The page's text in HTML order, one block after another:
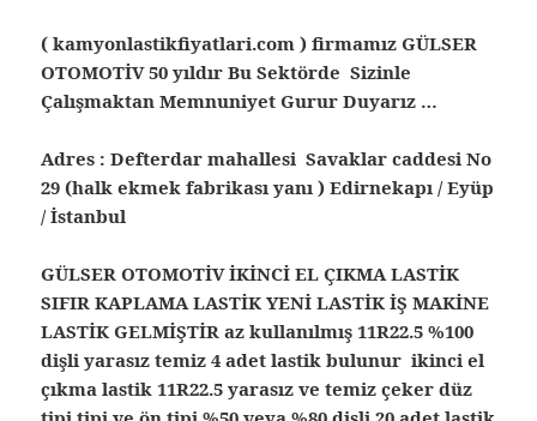
( kamyonlastikfiyatlari.com ) firmamız GÜLSER
OTOMOTİV 50 yıldır Bu Sektörde Sizinle
Çalışmaktan Memnuniyet Gurur Duyarız …
Adres : Defterdar mahallesi Savaklar caddesi No
29 (halk ekmek fabrikası yanı ) Edirnekapı / Eyüp
/ İstanbul
GÜLSER OTOMOTİV İKİNCİ EL ÇIKMA LASTİK
SIFIR KAPLAMA LASTİK YENİ LASTİK İŞ MAKİNE
LASTİK GELMİŞTİR az kullanılmış 11R22.5 %100
dişli yarasız temiz 4 adet lastik bulunur ikinci el
çıkma lastik 11R22.5 yarasız ve temiz çeker düz